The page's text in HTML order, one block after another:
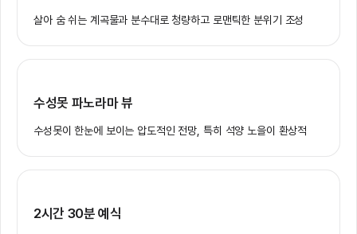
살아 숨 쉬는 계곡물과 분수대로 청량하고 로맨틱한 분위기 조성
수성못 파노라마 뷰
수성못이 한눈에 보이는 압도적인 전망, 특히 석양 노을이 환상적
2시간 30분 예식